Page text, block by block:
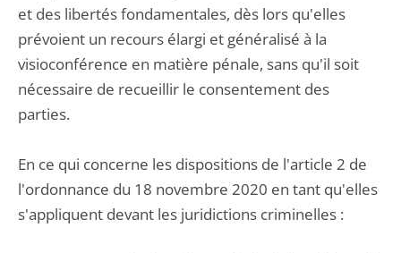
et des libertés fondamentales, dès lors qu'elles
prévoient un recours élargi et généralisé à la
visioconférence en matière pénale, sans qu'il soit
nécessaire de recueillir le consentement des
parties.
En ce qui concerne les dispositions de l'article 2 de
l'ordonnance du 18 novembre 2020 en tant qu'elles
s'appliquent devant les juridictions criminelles :